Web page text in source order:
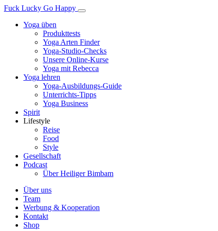
Fuck Lucky Go Happy
Yoga üben
Produkttests
Yoga Arten Finder
Yoga-Studio-Checks
Unsere Online-Kurse
Yoga mit Rebecca
Yoga lehren
Yoga-Ausbildungs-Guide
Unterrichts-Tipps
Yoga Business
Spirit
Lifestyle
Reise
Food
Style
Gesellschaft
Podcast
Über Heiliger Bimbam
Über uns
Team
Werbung & Kooperation
Kontakt
Shop